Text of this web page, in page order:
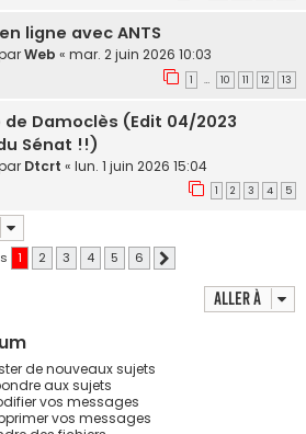
ligne avec ANTS
Web « mar. 2 juin 2026 10:03
1 … 10 11 12 13
de Damoclès (Edit 04/2023
Sénat !!)
Dtcrt « lun. 1 juin 2026 15:04
1 2 3 4 5
1 2 3 4 5 6
Aller à
de nouveaux sujets
aux sujets
vos messages
vos messages